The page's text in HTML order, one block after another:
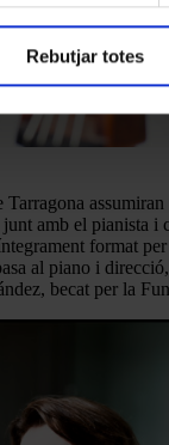
Rebutjar totes
amb el pianista
format
al piano i
becat per la